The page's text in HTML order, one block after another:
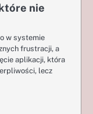
nie
w systemie
frustracji, a
aplikacji, która
lecz